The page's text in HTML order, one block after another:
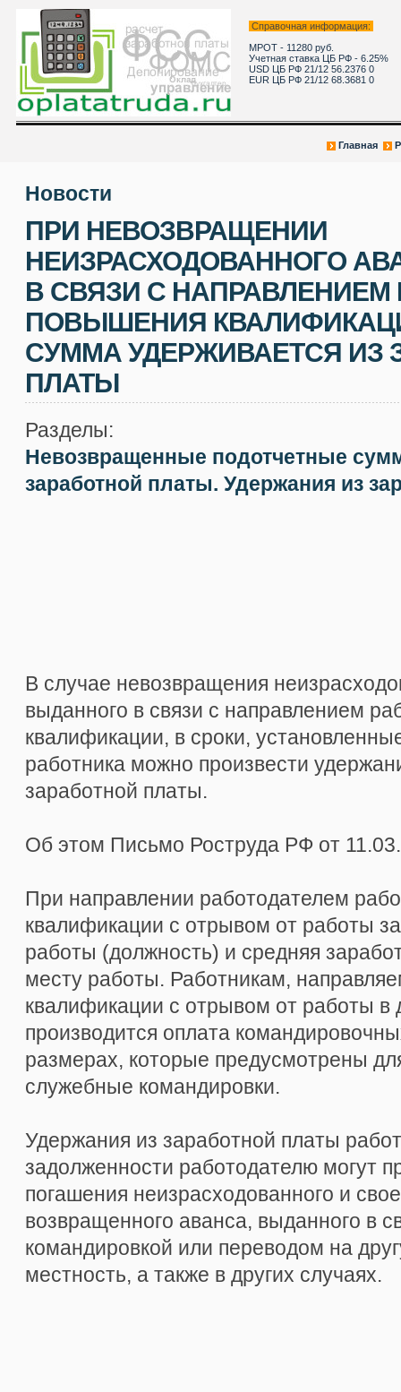
Справочная информация:
МРОТ - 11280 руб.
Учетная ставка ЦБ РФ - 6.25%
USD ЦБ РФ 21/12 56.2376 0
EUR ЦБ РФ 21/12 68.3681 0
Главная
Новости
ПРИ НЕВОЗВРАЩЕНИИ
НЕИЗРАСХОДОВАННОГО
В СВЯЗИ С НАПРАВЛЕНИЕМ
ПОВЫШЕНИЯ
СУММА УДЕРЖИВАЕТСЯ ИЗ
ПЛАТЫ
Разделы:
Невозвращенные подотчетные
заработной платы. Удержания из
В случае невозвращения
выданного в связи с направлением
квалификации, в сроки,
работника можно произвести
заработной платы.
Об этом Письмо Роструда РФ от
При направлении работодателем
квалификации с отрывом от работы
работы (должность) и средняя
месту работы. Работникам,
квалификации с отрывом от работы в
производится оплата
размерах, которые предусмотрены
служебные командировки.
Удержания из заработной платы
задолженности работодателю могут
погашения неизрасходованного и
возвращенного аванса, выданного в
командировкой или переводом на
местность, а также в других случаях.